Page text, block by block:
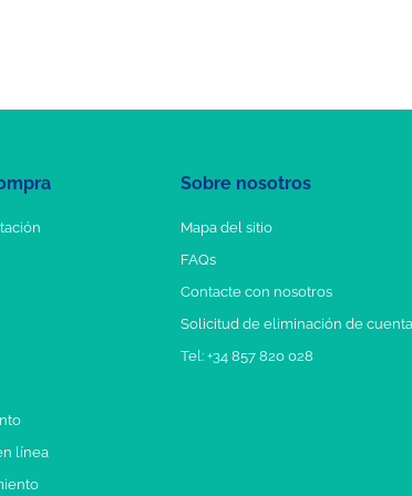
línea
Sobre nosotros
Mapa del sitio
FAQs
Contacte con nosotros
Solicitud de eliminación de cuenta
Tel: +34 857 820 028